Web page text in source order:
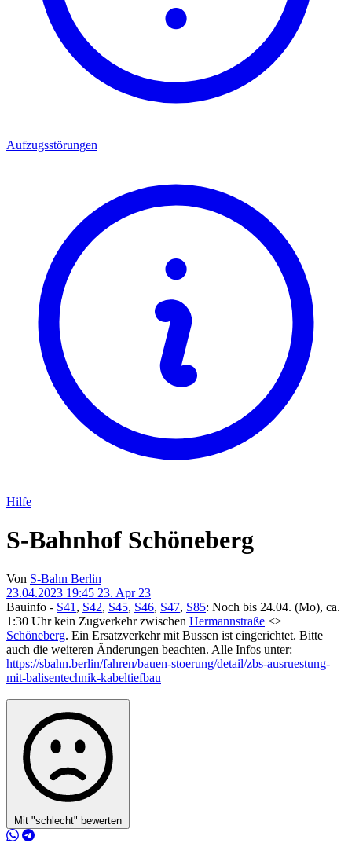
Aufzugsstörungen
Hilfe
S-Bahnhof Schöneberg
Von S-Bahn Berlin
23.04.2023 19:45 23. Apr 23
Bauinfo - S41 , S42, S45, S46, S47, S85: Noch bis 24.04. (Mo), ca.
1:30 Uhr kein Zugverkehr zwischen Hermannstraße <>
Schöneberg. Ein Ersatzverkehr mit Bussen ist eingerichtet. Bitte
auch die weiteren Änderungen beachten. Alle Infos unter:
https://sbahn.berlin/fahren/bauen-stoerung/detail/zbs-ausruestung-
mit-balisentechnik-kabeltiefbau
Mit "schlecht" bewerten